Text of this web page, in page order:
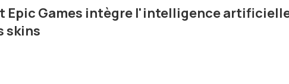
Epic Games intègre l'intelligence
skins